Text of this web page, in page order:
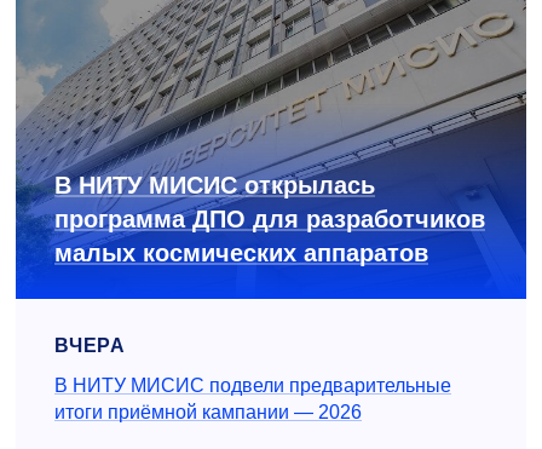
В НИТУ МИСИС открылась
программа ДПО для разработчиков
малых космических аппаратов
ВЧЕРА
В НИТУ МИСИС подвели предварительные
итоги приёмной кампании — 2026